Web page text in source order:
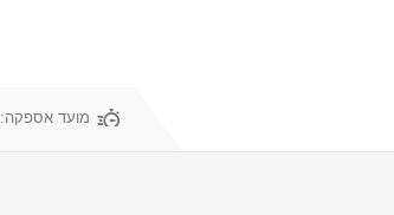
מועד אספקה: